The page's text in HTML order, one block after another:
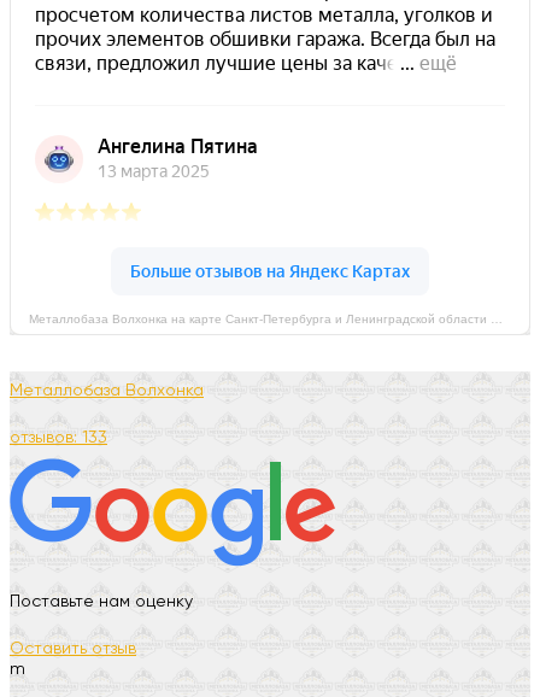
Металлобаза Волхонка
отзывов: 133
Поставьте нам оценку
Оставить отзыв
m